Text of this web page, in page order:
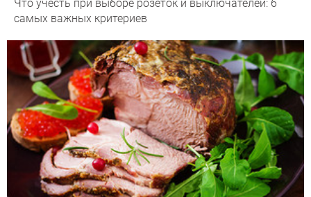
Что учесть при выборе розеток и выключателей: 6
самых важных критериев